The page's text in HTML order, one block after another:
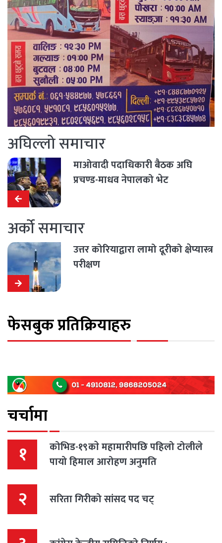
अघिल्लो समाचार
माओवादी पदाधिकारी बैठक अघि
प्रचण्ड-माधव नेपालको भेट
अर्को समाचार
उत्तर कोरियाद्वारा लामो दूरीको क्षेप्यास्त्र
परीक्षण
फेसबुक प्रतिक्रियाहरु
चर्चामा
१
कोभिड-१९काे महामारीपछि पहिलो टोलीले
पायो हिमाल आरोहण अनुमति
२ सरिता गिरीको सांसद पद चट्